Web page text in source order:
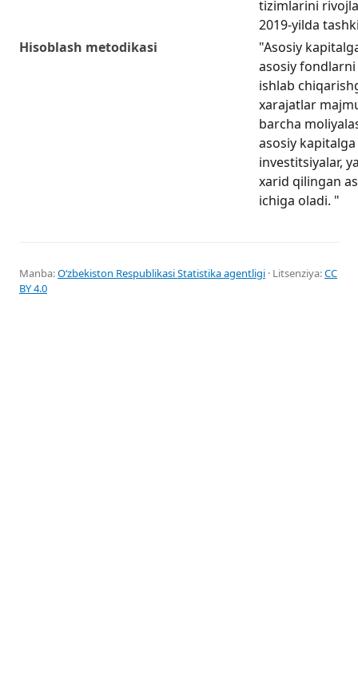
tizimlarini
2019-yilda
Hisoblash metodikasi
"Asosiy
asosiy
ishlab
xarajatlar
barcha
asosiy
investitsiyalar,
xarid qilingan
ichiga oladi. "
Manba:Oʻzbekiston Respublikasi Statistika agentligi · Litsenziya:CC
BY 4.0